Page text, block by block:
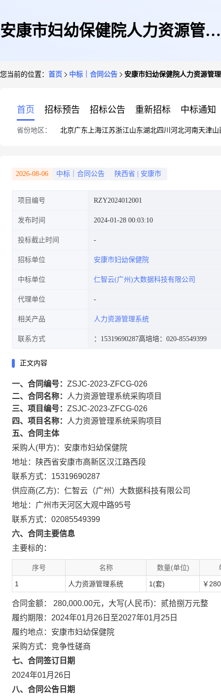
安康市妇幼保健院人力资源管理
您当前的位置： 首页 中标｜合同公告 安康市妇幼保健院人力资源管
首页 招标预告 招标公告 重新招标 中标通知
省份地区： 北京广东 上海江苏浙江山东湖北四川 河北河南天津山
2026-08-06 中标｜合同公告 陕西省 安康市
项目编号 RZY2024012001
发布时间 2024-01-28 00:03:10
投标截止时间
招标单位 安康市妇幼保健院
中标单位 仁智云(广州)大数据科技有限公司
代理单位
相关产品 人力资源管理系统
联系方式 ：15319690287高培培：020-85549399
正文内容
一、合同编号： ZSJC-2023-ZFCG-026
二、合同名称：
人力资源管理系统采购项目
三、项目编号： ZSJC-2023-ZFCG-026
四、项目名称：
人力资源管理系统采购项目
五、合同主体
采购人(甲方)：安康市妇幼保健院
地址：陕西省安康市高新区汉江路西段
联系方式：15319690287
供应商(乙方)：仁智云（广州）大数据科技有限公司
地址：广州市天河区大观中路95号
联系方式：02085549399
六、合同主要信息
主要标的：
序号 名称 数量(单位)
1 人力资源管理系统 1(套) ￥
合同金额： 280,000.00元，大写(人民币)：贰拾捌万元整
履约期限：2024年01月26日至2027年01月25日
履约地点：安康市妇幼保健院
采购方式：竞争性磋商
七、合同签订日期
2024年01月26日
八、合同公告日期